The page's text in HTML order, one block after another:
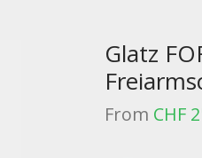
Glatz
From CHF